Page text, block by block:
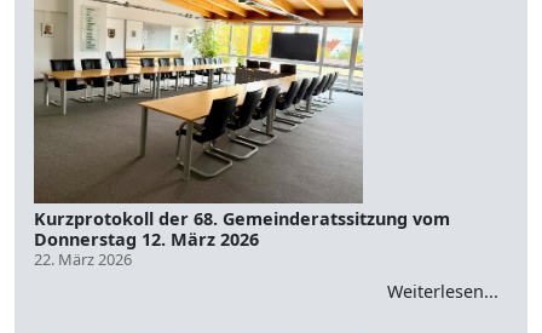
Kurzprotokoll der 68. Gemeinderatssitzung vom
Donnerstag 12. März 2026
22. März 2026
Weiterlesen...